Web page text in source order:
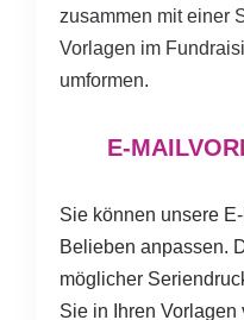
zusammen mit einer
Vorlagen im
umformen.
E-
Sie können unsere
Belieben anpassen.
möglicher
Sie in Ihren